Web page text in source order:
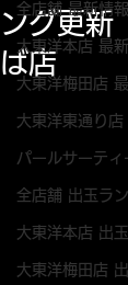
全店舗 最新情報
大東洋本店 最
大東洋梅田店
大東洋東通り店
パールサーテ
全店舗 出玉ラ
大東洋本店 出
大東洋梅田店
ング更
ば店